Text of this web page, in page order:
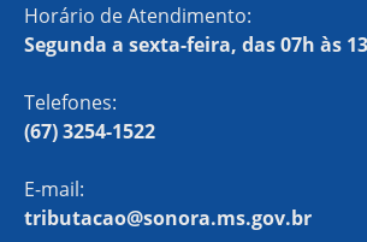
Horário de Atendimento:
Segunda a sexta-feira, das 07h às
Telefones:
(67) 3254-1522
E-mail:
tributacao@sonora.ms.gov.br